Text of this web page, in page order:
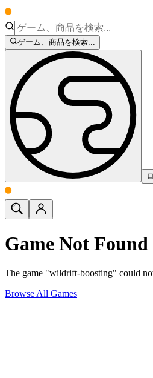
ゲーム、商品を検索...
Game Not Found
The game "wildrift-boosting" could
Browse All Games